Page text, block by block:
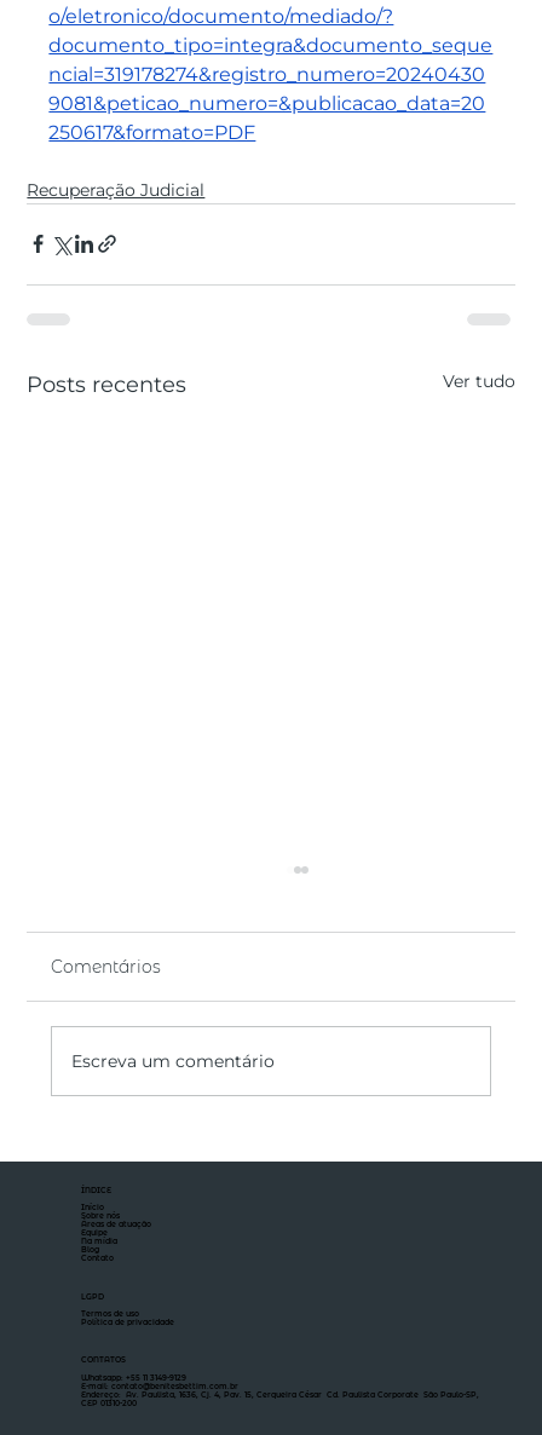
o/eletronico/documento/mediado/?
documento_tipo=integra&documento_seque
ncial=319178274&registro_numero=20240430
9081&peticao_numero=&publicacao_data=20
250617&formato=PDF
Recuperação Judicial
Posts recentes Ver tudo
conta da concessão, decide STJ
Comentários
Escreva um comentário
ÍNDICE
Início
Sobre nós
Áreas de atuação
Equipe
Na mídia
Blog
Contato
LGPD
Termos de uso
Política de privacidade
CONTATOS
Whatsapp: +55 11 3149-9129
E-mail: contato@benitesbettim.com.br
Endereço: Av. Paulista, 1636, Cj. 4, Pav. 15, Cerqueira César Cd. Paulista Corporate São Paulo-SP,
CEP 01310-200